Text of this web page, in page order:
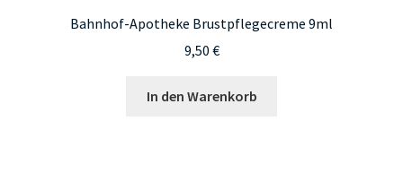
Bahnhof-Apotheke Brustpflegecreme 9ml
9,50 €
In den Warenkorb